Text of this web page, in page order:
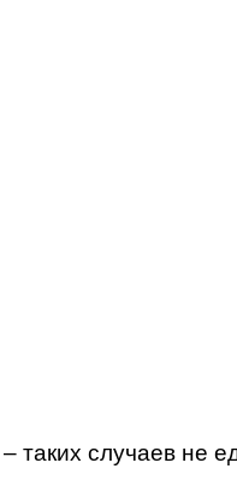
таких случаев не